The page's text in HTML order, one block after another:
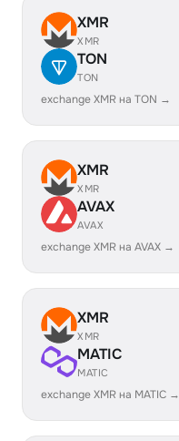
XMR
XMR
TON
TON
exchange XMR на TON →
XMR
XMR
AVAX
AVAX
exchange XMR на AVAX →
XMR
XMR
MATIC
MATIC
exchange XMR на MATIC →